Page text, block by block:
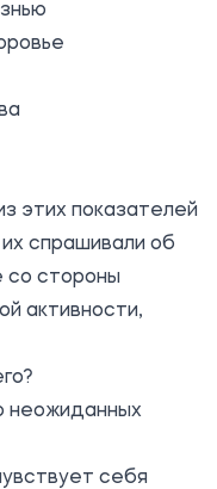
этих показателей
спрашивали об
со стороны
активности,
неожиданных
себя